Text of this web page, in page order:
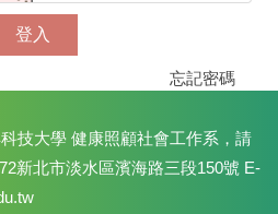
登入
忘記密碼
技大學 健康照顧社會工作系，請
新北市淡水區濱海路三段150號 E-